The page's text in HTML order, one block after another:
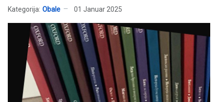
Kategorija: Obale 01 Januar 2025